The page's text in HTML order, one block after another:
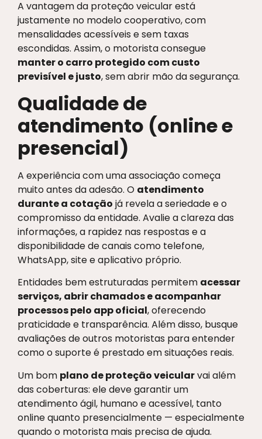
A vantagem da proteção veicular está
justamente no modelo cooperativo, com
mensalidades acessíveis e sem taxas
escondidas. Assim, o motorista consegue
manter o carro protegido com custo
previsível e justo, sem abrir mão da segurança.
Qualidade de
atendimento (online e
presencial)
A experiência com uma associação começa
muito antes da adesão. O atendimento
durante a cotação já revela a seriedade e o
compromisso da entidade. Avalie a clareza das
informações, a rapidez nas respostas e a
disponibilidade de canais como telefone,
WhatsApp, site e aplicativo próprio.
Entidades bem estruturadas permitem acessar
serviços, abrir chamados e acompanhar
processos pelo app oficial, oferecendo
praticidade e transparência. Além disso, busque
avaliações de outros motoristas para entender
como o suporte é prestado em situações reais.
Um bom plano de proteção veicularvai além
das coberturas: ele deve garantir um
atendimento ágil, humano e acessível, tanto
online quanto presencialmente — especialmente
quando o motorista mais precisa de ajuda.